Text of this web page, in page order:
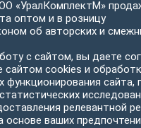
«УралКомплектМ»
оптом и в розницу
об авторских и
с сайтом, вы даете
сайтом cookies и
функционирования сайта,
релевантной
основе ваших